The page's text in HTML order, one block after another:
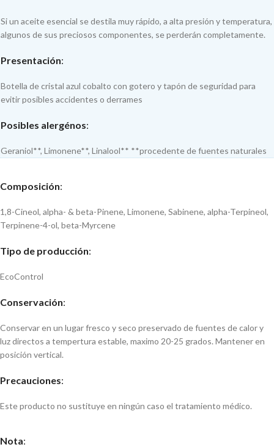
Si un aceite esencial se destila muy rápido, a alta presión y temperatura,
algunos de sus preciosos componentes, se perderán completamente.
Presentación:
Botella de cristal azul cobalto con gotero y tapón de seguridad para
evitir posibles accidentes o derrames
Posibles alergénos:
Geraniol**, Limonene**, Linalool** **procedente de fuentes naturales
Composición:
1,8-Cineol, alpha- & beta-Pinene, Limonene, Sabinene, alpha-Terpineol,
Terpinene-4-ol, beta-Myrcene
Tipo de producción:
EcoControl
Conservación:
Conservar en un lugar fresco y seco preservado de fuentes de calor y
luz directos a tempertura estable, maximo 20-25 grados. Mantener en
posición vertical.
Precauciones:
Este producto no sustituye en ningún caso el tratamiento médico.
Nota: